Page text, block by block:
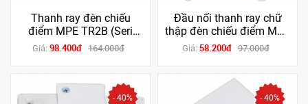
Thanh ray đèn chiếu
điểm MPE TR2B (Seri
TSLB, TSL2B)
Giá: 98.400đ 164.000đ
Đầu nối thanh ray chữ
thập đèn chiếu điểm MPE
X (Seri TSL , TSL2)
Giá: 58.200đ 97.000đ
- 40% - 40%